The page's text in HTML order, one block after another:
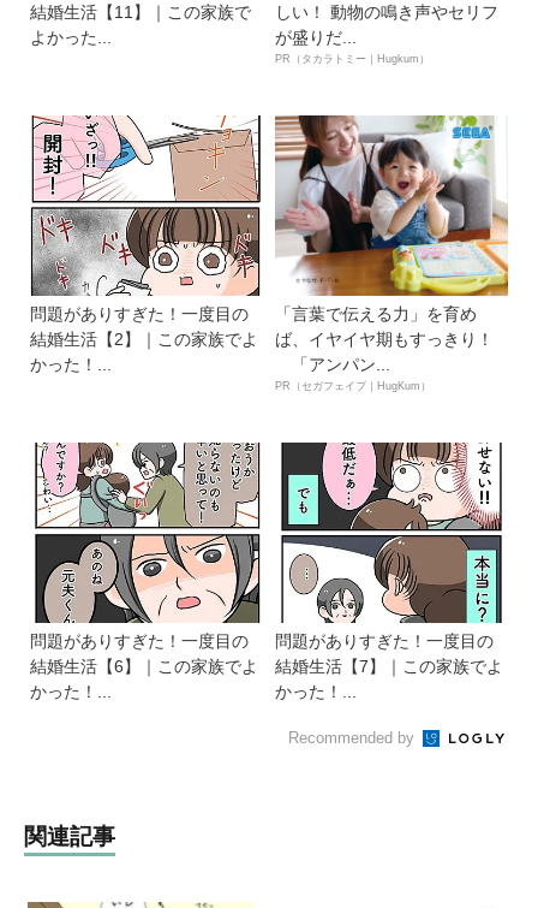
結婚生活【11】｜この家族で
よかった...
しい！ 動物の鳴き声やセリフ
が盛りだ...
PR（タカラトミー｜Hugkum）
問題がありすぎた！一度目の
結婚生活【2】｜この家族でよ
かった！...
「言葉で伝える力」を育め
ば、イヤイヤ期もすっきり！
「アンパン...
PR（セガフェイブ｜HugKum）
問題がありすぎた！一度目の
結婚生活【6】｜この家族でよ
かった！...
問題がありすぎた！一度目の
結婚生活【7】｜この家族でよ
かった！...
Recommended by
関連記事